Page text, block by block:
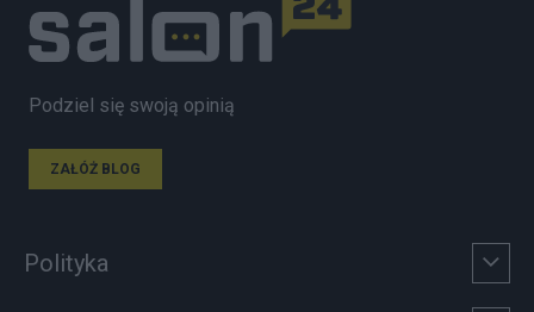
Podziel się swoją opinią
ZAŁÓŻ BLOG
Polityka